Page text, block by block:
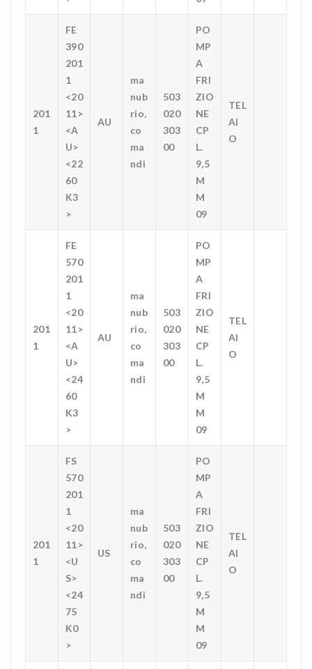
201
1
FE
390
201
1
<20
11>
<A
U>
<22
60
K3
>
AU
ma
nub
rio,
co
ma
ndi
503
020
303
00
PO
MP
A
FRI
ZIO
NE
CP
L.
9,5
M
M
09
TEL
AI
O
201
1
FE
570
201
1
<20
11>
<A
U>
<24
60
K3
>
AU
ma
nub
rio,
co
ma
ndi
503
020
303
00
PO
MP
A
FRI
ZIO
NE
CP
L.
9,5
M
M
09
TEL
AI
O
201
1
FS
570
201
1
<20
11>
<U
S>
<24
75
K0
>
US
ma
nub
rio,
co
ma
ndi
503
020
303
00
PO
MP
A
FRI
ZIO
NE
CP
L.
9,5
M
M
09
TEL
AI
O